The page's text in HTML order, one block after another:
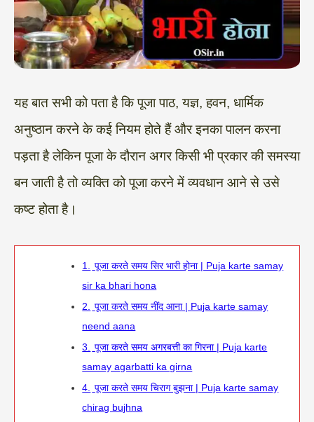
यह बात सभी को पता है कि पूजा पाठ, यज्ञ, हवन, धार्मिक
अनुष्ठान करने के कई नियम होते हैं और इनका पालन करना
पड़ता है लेकिन पूजा के दौरान अगर किसी भी प्रकार की समस्या
बन जाती है तो व्यक्ति को पूजा करने में व्यवधान आने से उसे
कष्ट होता है।
1.
पूजा करते समय सिर भारी होना | Puja karte samay
sir ka bhari hona
2.
पूजा करते समय नींद आना | Puja karte samay
neend aana
3.
पूजा करते समय अगरबत्ती का गिरना | Puja karte
samay agarbatti ka girna
4.
पूजा करते समय चिराग बुझना | Puja karte samay
chirag bujhna